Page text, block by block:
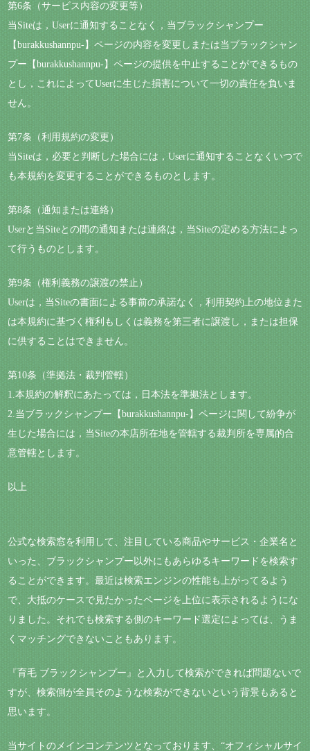
第6条（サービス内容の変更等）
当Siteは，Userに通知することなく，当ブラックシャンプー
【burakkushannpu-】ページの内容を変更しまたは当ブラックシャン
プー【burakkushannpu-】ページの提供を中止することができるもの
とし，これによってUserに生じた損害について一切の責任を負いま
せん。
第7条（利用規約の変更）
当Siteは，必要と判断した場合には，Userに通知することなくいつで
も本規約を変更することができるものとします。
第8条（通知または連絡）
Userと当Siteとの間の通知または連絡は，当Siteの定める方法によっ
て行うものとします。
第9条（権利義務の譲渡の禁止）
Userは，当Siteの書面による事前の承諾なく，利用契約上の地位また
は本規約に基づく権利もしくは義務を第三者に譲渡し，または担保
に供することはできません。
第10条（準拠法・裁判管轄）
1.本規約の解釈にあたっては，日本法を準拠法とします。
2.当ブラックシャンプー【burakkushannpu-】ページに関して紛争が
生じた場合には，当Siteの本店所在地を管轄する裁判所を専属的合
意管轄とします。
以上
公式な検索窓を利用して、注目している商品やサービス・企業名と
いった、ブラックシャンプー以外にもあらゆるキーワードを検索す
ることができます。最近は検索エンジンの性能も上がってるよう
で、大抵のケースで見たかったページを上位に表示されるようにな
りました。それでも検索する側のキーワード選定によっては、うま
くマッチングできないこともあります。
『育毛 ブラックシャンプー』と入力して検索ができれば問題ないで
すが、検索側が全員そのような検索ができないという背景もあると
思います。
当サイトのメインコンテンツとなっております、“オフィシャルサイ